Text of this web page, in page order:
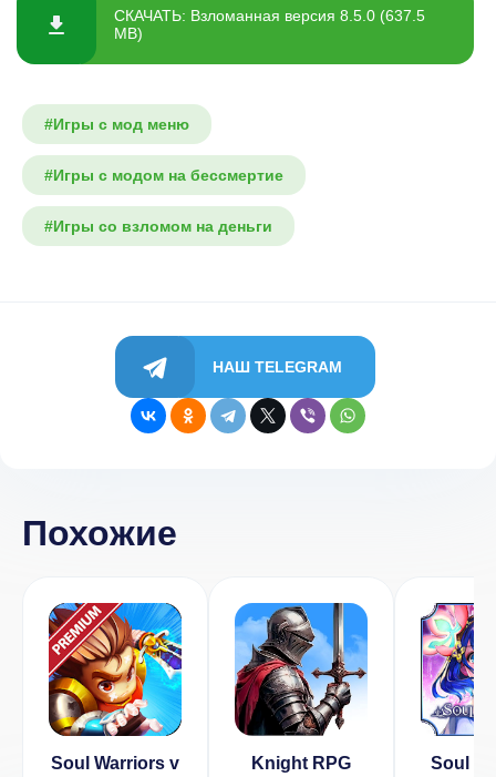
СКАЧАТЬ: Взломанная версия 8.5.0 (637.5
MB)
#Игры с мод меню
#Игры с модом на бессмертие
#Игры со взломом на деньги
НАШ TELEGRAM
Похожие
Soul Warriors v
Knight RPG
Soul